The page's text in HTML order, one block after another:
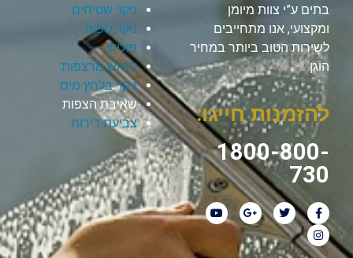
בתים ע”י צוות מיומן
ומקצועי, אנו מתחייבים
לשירות הטוב ביותר במחיר
הוגן.
להזמנות חייגו:
1800-800-
730
ניקוי שטיחים
ניקוי ספות
פוליש
ליטוש מרצפות
ניקוי בלחץ מים
שאיבת הצפות
צביעת דירות